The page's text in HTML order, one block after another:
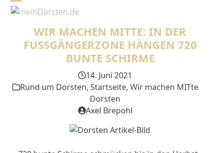
SkipOpen
mobile
menu
Close
mobile
menu
WIR MACHEN MITTE: IN DER
FUSSGÄNGERZONE HÄNGEN 720 B
UNTE SCHIRME
14. Juni 2021
Rund um Dorsten, Startseite, Wir machen MITte
Dorsten
Axel Brepohl